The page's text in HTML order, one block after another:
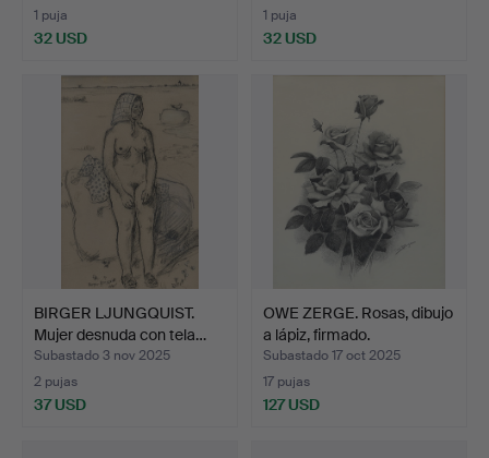
1 puja
32 USD
1 puja
32 USD
BIRGER LJUNGQUIST.
Mujer desnuda con tela…
Subastado 3 nov 2025
2 pujas
37 USD
OWE ZERGE. Rosas, dibujo
a lápiz, firmado.
Subastado 17 oct 2025
17 pujas
127 USD